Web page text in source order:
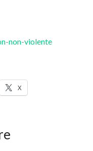
non-violente
X